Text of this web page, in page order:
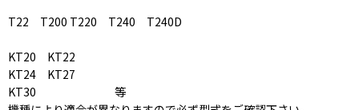
T22 T200 T220 T240 T240D
KT20 KT22
KT24 KT27
KT30 等